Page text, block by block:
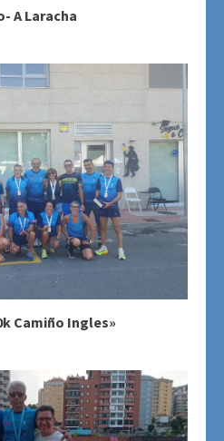
A Laracha
Camiño Ingles»